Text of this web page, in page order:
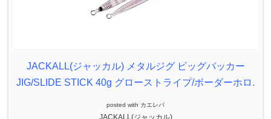
JACKALL(ジャッカル) メタルジグ ビッグバッカー
JIG/SLIDE STICK 40g グローストライプ/ボーダーホロ.
posted with カエレバ
JACKALL(ジャッカル)